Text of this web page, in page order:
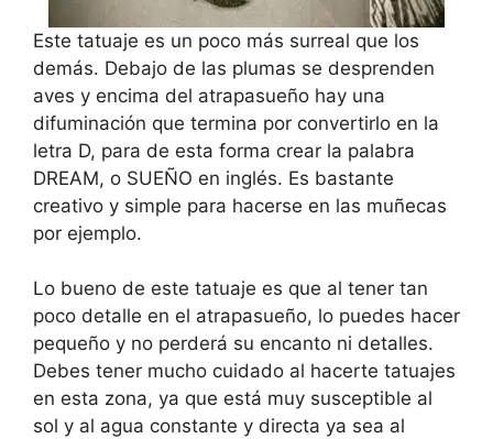
Este tatuaje es un poco más surreal que los
demás. Debajo de las plumas se desprenden
aves y encima del atrapasueño hay una
difuminación que termina por convertirlo en la
letra D, para de esta forma crear la palabra
DREAM, o SUEÑO en inglés. Es bastante
creativo y simple para hacerse en las muñecas
por ejemplo.
Lo bueno de este tatuaje es que al tener tan
poco detalle en el atrapasueño, lo puedes hacer
pequeño y no perderá su encanto ni detalles.
Debes tener mucho cuidado al hacerte tatuajes
en esta zona, ya que está muy susceptible al
sol y al agua constante y directa ya sea al